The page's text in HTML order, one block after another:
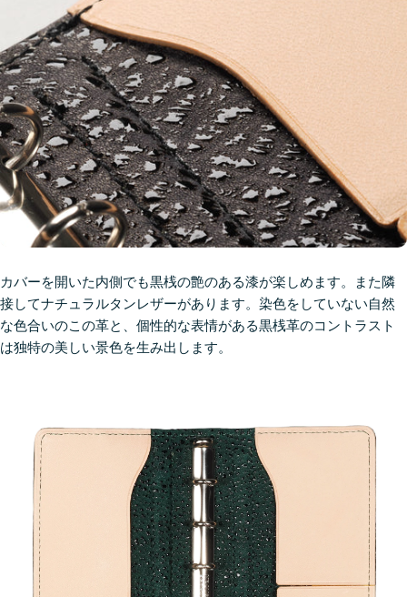
カバーを開いた内側でも黒桟の艶のある漆が楽しめます。また隣
接してナチュラルタンレザーがあります。染色をしていない自然
な色合いのこの革と、個性的な表情がある黒桟革のコントラスト
は独特の美しい景色を生み出します。